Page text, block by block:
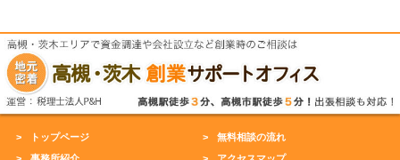
トップページ
無料相談の流れ